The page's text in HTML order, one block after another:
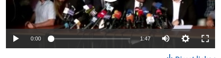
BIZI IZLƏYIN
0:00 1:47